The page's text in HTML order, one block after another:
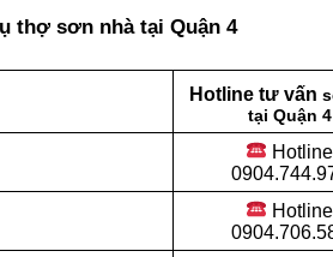
thợ sơn nhà tại Quận 4
Hotline tư vấn
tại Quận 4
Hotline
Hotline